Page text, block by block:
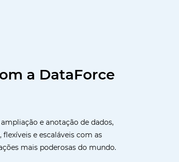
a DataForce
e anotação de dados,
e escaláveis com as
mais poderosas do mundo.